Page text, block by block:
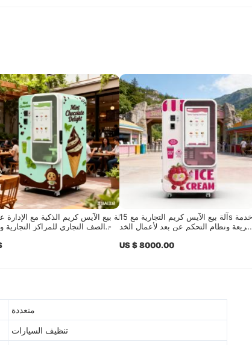
آلة بيع الآيس كريم الذكية مع
عد - الصف التجاري للمراكز التجارية
آلة بيع الآيس كريم التجارية مع 15s خدمة
سريعة ونظام التحكم عن بعد لأعمال الخد
US $ 8000.00
متعددة
تنظيف السيارات